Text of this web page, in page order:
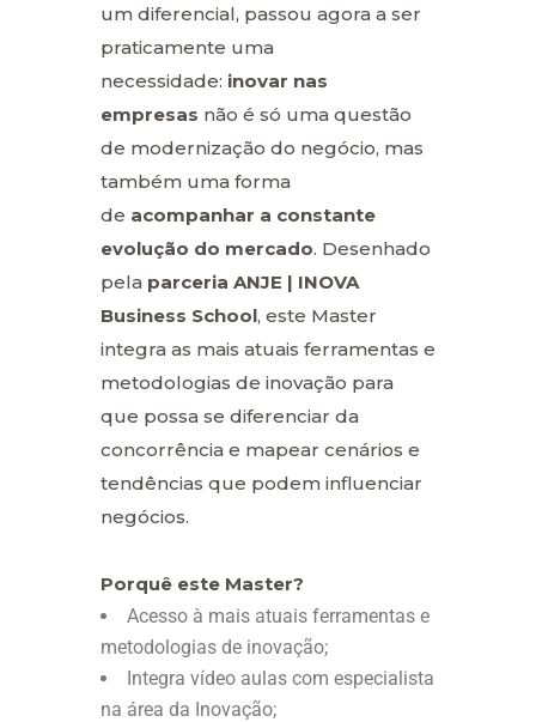
um diferencial, passou agora a ser
praticamente uma
necessidade: inovar nas
empresas não é só uma questão
de modernização do negócio, mas
também uma forma
de acompanhar a constante
evolução do mercado. Desenhado
pela parceria ANJE | INOVA
Business School, este Master
integra as mais atuais ferramentas e
metodologias de inovação para
que possa se diferenciar da
concorrência e mapear cenários e
tendências que podem influenciar
negócios.
Porquê este Master?
Acesso à mais atuais ferramentas e
metodologias de inovação;
Integra vídeo aulas com especialista
na área da Inovação;